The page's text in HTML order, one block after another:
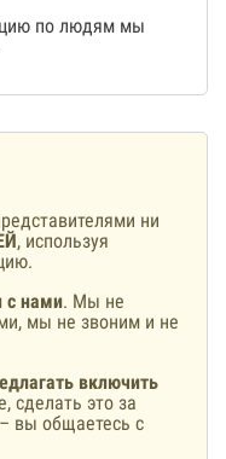
по людям мы
ни
, используя
с нами. Мы не
мы не звоним и не
включить
сделать это за
вы общаетесь с